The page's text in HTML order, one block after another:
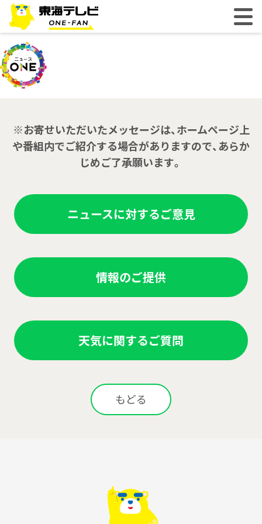
※お寄せいただいたメッセージは、ホームページ上
や番組内でご紹介する場合がありますので、あらか
じめご了承願います。
ニュースに対するご意見
情報のご提供
天気に関するご質問
もどる